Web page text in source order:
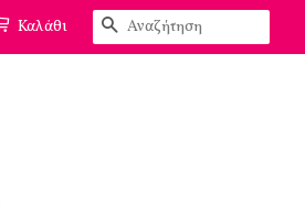
Καλάθι Αναζήτηση